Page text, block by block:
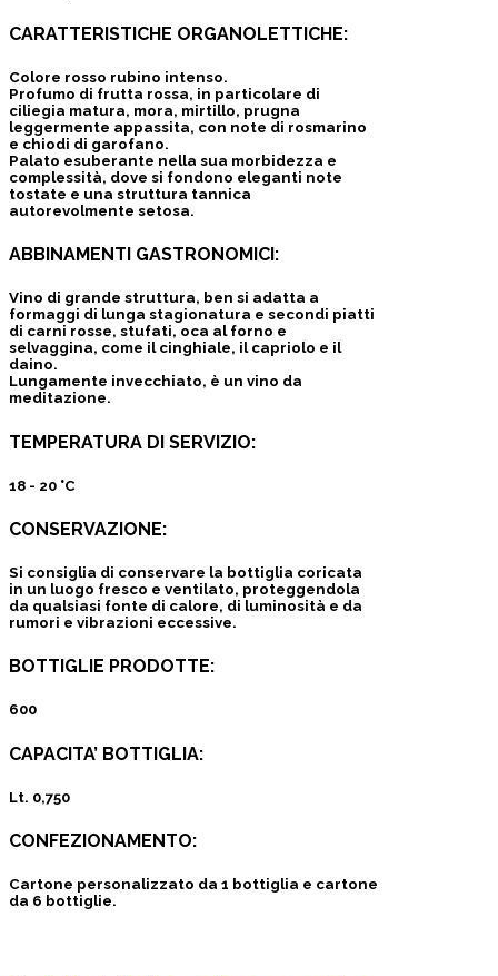
CARATTERISTICHE ORGANOLETTICHE:
Colore rosso rubino intenso.
Profumo di frutta rossa, in particolare di
ciliegia matura, mora, mirtillo, prugna
leggermente appassita, con note di rosmarino
e chiodi di garofano.
Palato esuberante nella sua morbidezza e
complessità, dove si fondono eleganti note
tostate e una struttura tannica
autorevolmente setosa.
ABBINAMENTI GASTRONOMICI:
Vino di grande struttura, ben si adatta a
formaggi di lunga stagionatura e secondi piatti
di carni rosse, stufati, oca al forno e
selvaggina, come il cinghiale, il capriolo e il
daino.
Lungamente invecchiato, è un vino da
meditazione.
TEMPERATURA DI SERVIZIO:
18 - 20 °C
CONSERVAZIONE:
Si consiglia di conservare la bottiglia coricata
in un luogo fresco e ventilato, proteggendola
da qualsiasi fonte di calore, di luminosità e da
rumori e vibrazioni eccessive.
BOTTIGLIE PRODOTTE:
600
CAPACITA’ BOTTIGLIA:
Lt. 0,750
CONFEZIONAMENTO:
Cartone personalizzato da 1 bottiglia e cartone
da 6 bottiglie.